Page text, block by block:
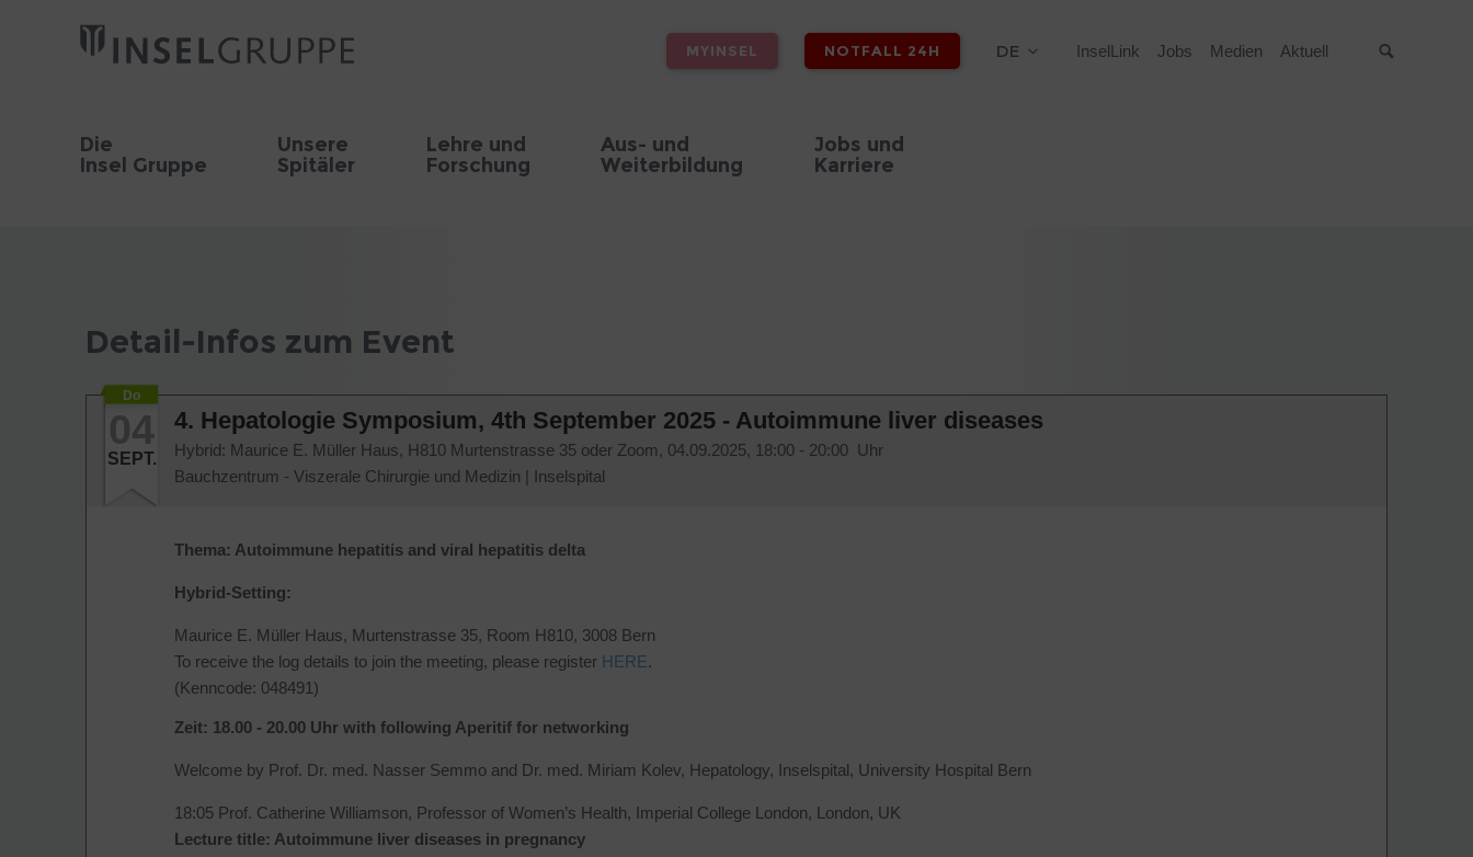
MYINSEL NOTFALL 24H DE InselLink Jobs Medien Aktuell
Die
Insel Gruppe
Unsere
Spitäler
Lehre und
Forschung
Aus- und
Weiterbildung
Jobs und
Karriere
Detail-Infos zum Event
Do
04
SEPT.
4. Hepatologie Symposium, 4th September 2025 - Autoimmune liver diseases
Hybrid: Maurice E. Müller Haus, H810 Murtenstrasse 35 oder Zoom, 04.09.2025, 18:00 - 20:00 Uhr
Bauchzentrum - Viszerale Chirurgie und Medizin | Inselspital
Thema: Autoimmune hepatitis and viral hepatitis delta
Hybrid-Setting:
Maurice E. Müller Haus, Murtenstrasse 35, Room H810, 3008 Bern
To receive the log details to join the meeting, please register HERE.
(Kenncode: 048491)
Zeit: 18.00 - 20.00 Uhr with following Aperitif for networking
Welcome by Prof. Dr. med. Nasser Semmo and Dr. med. Miriam Kolev, Hepatology, Inselspital, University Hospital Bern
18:05 Prof. Catherine Williamson, Professor of Women’s Health, Imperial College London, London, UK
Lecture title: Autoimmune liver diseases in pregnancy